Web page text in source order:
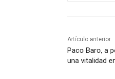
Artículo anterior
Paco Baro, a
una vitalidad